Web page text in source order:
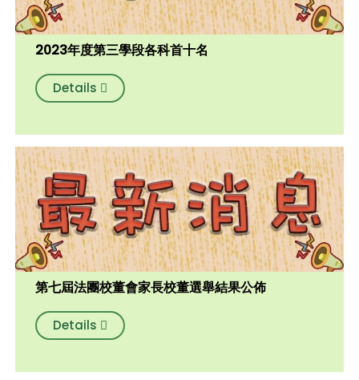
2023年度第三學段各科首十名
Details
第七屆法團校董會家長校董選舉結果公佈
Details